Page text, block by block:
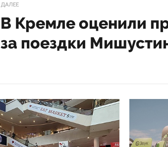
ДАЛЕЕ
В Кремле оценили
за поездки